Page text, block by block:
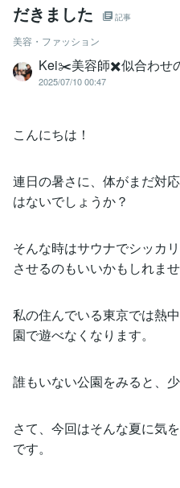
だきました
記事
美容・ファッション
Kei✂️美容師✖️似合わせ
2025/07/10 00:47
こんにちは！
連日の暑さに、体がまだ対
はないでしょうか？
そんな時はサウナでシッカ
させるのもいいかもしれませ
私の住んでいる東京では熱
園で遊べなくなります。
誰もいない公園をみると、
さて、今回はそんな夏に気
です。